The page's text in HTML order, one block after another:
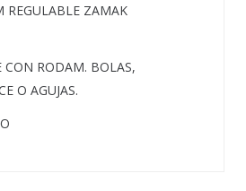
REGULABLE ZAMAK
CON RODAM. BOLAS,
O AGUJAS.